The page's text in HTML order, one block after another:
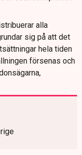
alla
sig på att det
hela tiden
försenas och